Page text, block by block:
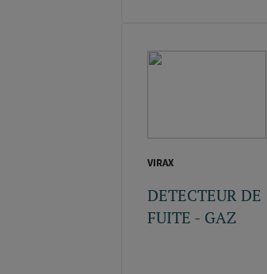
VIRAX
DETECTEUR DE
FUITE - GAZ